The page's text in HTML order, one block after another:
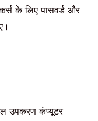
के लिए पासवर्ड और
उपकरण कंप्यूटर